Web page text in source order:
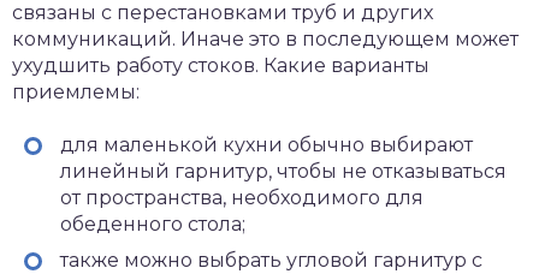
связаны с перестановками труб и других
коммуникаций. Иначе это в последующем может
ухудшить работу стоков. Какие варианты
приемлемы:
для маленькой кухни обычно выбирают
линейный гарнитур, чтобы не отказываться
от пространства, необходимого для
обеденного стола;
также можно выбрать угловой гарнитур с